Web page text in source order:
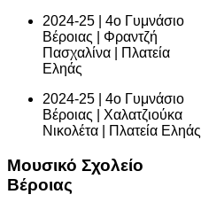
2024-25 | 4ο Γυμνάσιο
Βέροιας | Φραντζή
Πασχαλίνα | Πλατεία
Εληάς
2024-25 | 4ο Γυμνάσιο
Βέροιας | Χαλατζιούκα
Νικολέτα | Πλατεία Εληάς
Μουσικό Σχολείο
Βέροιας